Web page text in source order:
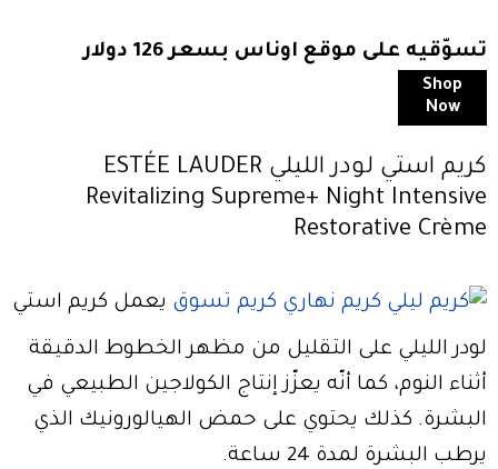
تسوّقيه على موقع اوناس بسعر 126 دولار
Shop
Now
كريم استي لودر الليلي ESTÉE LAUDER
Revitalizing Supreme+ Night Intensive
Restorative Crème
يعمل كريم استي
لودر الليلي على التقليل من مظهر الخطوط الدقيقة
أثناء النوم، كما أنّه يعزّز إنتاج الكولاجين الطبيعي في
البشرة. كذلك يحتوي على حمض الهيالورونيك الذي
يرطب البشرة لمدة 24 ساعة.